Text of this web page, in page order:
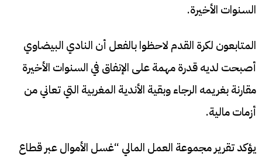
السنوات الأخيرة.
المتابعون لكرة القدم لاحظوا بالفعل أن النادي البيضاوي
أصبحت لديه قدرة مهمة على الإنفاق في السنوات الأخيرة
مقارنة بغريمه الرجاء وبقية الأندية المغربية التي تعاني من
أزمات مالية.
يؤكد تقرير مجموعة العمل المالي “غسل الأموال عبر قطاع